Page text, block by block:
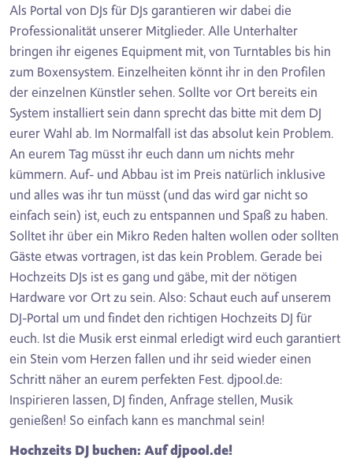
Als Portal von DJs für DJs garantieren wir dabei die
Professionalität unserer Mitglieder. Alle Unterhalter
bringen ihr eigenes Equipment mit, von Turntables bis hin
zum Boxensystem. Einzelheiten könnt ihr in den Profilen
der einzelnen Künstler sehen. Sollte vor Ort bereits ein
System installiert sein dann sprecht das bitte mit dem DJ
eurer Wahl ab. Im Normalfall ist das absolut kein Problem.
An eurem Tag müsst ihr euch dann um nichts mehr
kümmern. Auf- und Abbau ist im Preis natürlich inklusive
und alles was ihr tun müsst (und das wird gar nicht so
einfach sein) ist, euch zu entspannen und Spaß zu haben.
Solltet ihr über ein Mikro Reden halten wollen oder sollten
Gäste etwas vortragen, ist das kein Problem. Gerade bei
Hochzeits DJs ist es gang und gäbe, mit der nötigen
Hardware vor Ort zu sein. Also: Schaut euch auf unserem
DJ-Portal um und findet den richtigen Hochzeits DJ für
euch. Ist die Musik erst einmal erledigt wird euch garantiert
ein Stein vom Herzen fallen und ihr seid wieder einen
Schritt näher an eurem perfekten Fest. djpool.de:
Inspirieren lassen, DJ finden, Anfrage stellen, Musik
genießen! So einfach kann es manchmal sein!
Hochzeits DJ buchen: Auf djpool.de!